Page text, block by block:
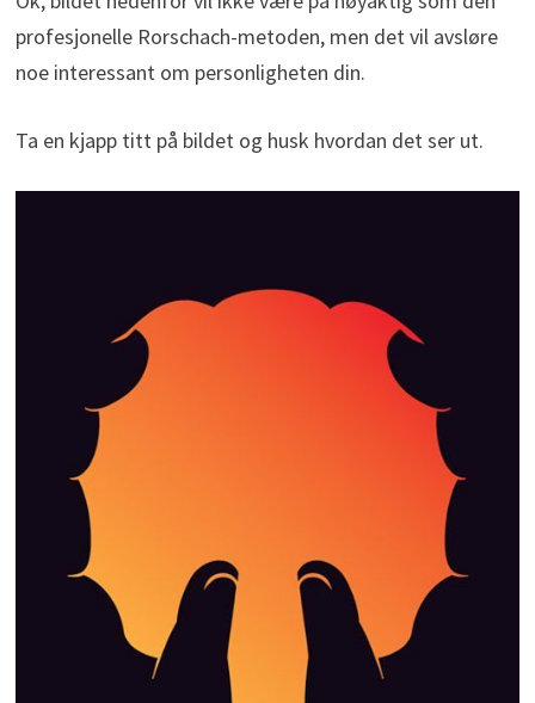
profesjonelle Rorschach-metoden, men det vil avsløre
noe interessant om personligheten din.
Ta en kjapp titt på bildet og husk hvordan det ser ut.